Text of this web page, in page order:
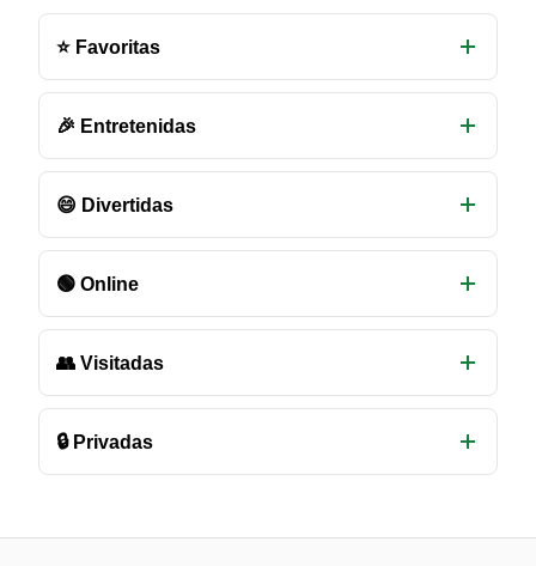
de
chat
disponibles
⭐ Favoritas
🎉 Entretenidas
😄 Divertidas
🟢 Online
👥 Visitadas
🔒 Privadas